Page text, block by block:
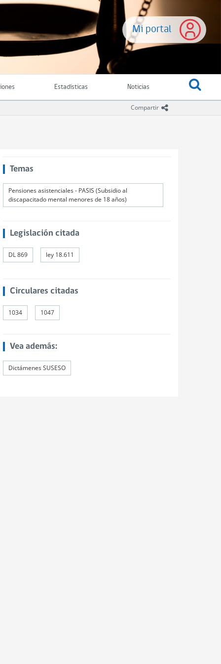
Mi portal
Estadísticas Noticias
Compartir icono compartir
Temas
Pensiones asistenciales - PASIS (Subsidio al
discapacitado mental menores de 18 años)
Legislación citada
DL 869 ley 18.611
Circulares citadas
1034 1047
Vea además:
Dictámenes SUSESO